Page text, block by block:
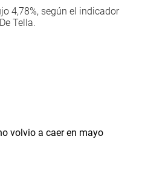
4,78%, según el indicador
Tella.